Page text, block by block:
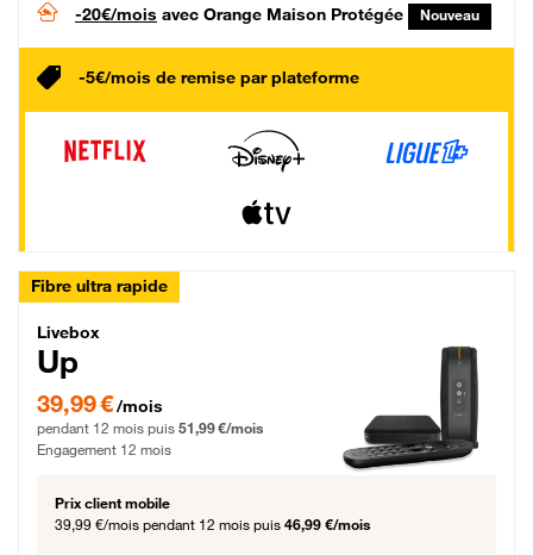
-20€/mois avec Orange Maison Protégée Nouveau
-5€/mois de remise par plateforme
Fibre ultra rapide
Livebox Up Fibre
Livebox
Up
39,99 € par mois pendant 12 mois puis 51,99 € par mois, Engagement 12 mois
39,99 €/mois
pendant 12 mois puis 51,99 €/mois
Engagement 12 mois
Prix client mobile
39,99 €/mois pendant 12 mois puis 46,99 €/mois